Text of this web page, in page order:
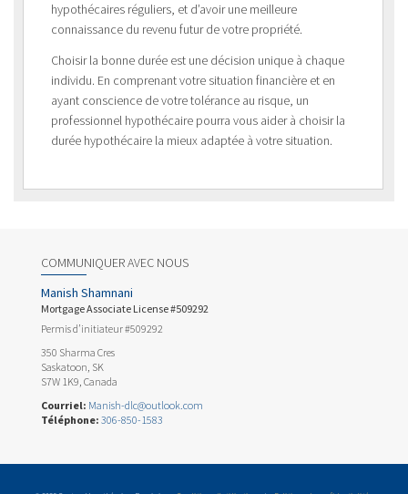
hypothécaires réguliers, et d’avoir une meilleure
connaissance du revenu futur de votre propriété.
Choisir la bonne durée est une décision unique à chaque
individu. En comprenant votre situation financière et en
ayant conscience de votre tolérance au risque, un
professionnel hypothécaire pourra vous aider à choisir la
durée hypothécaire la mieux adaptée à votre situation.
COMMUNIQUER AVEC NOUS
Manish Shamnani
Mortgage Associate License #509292
Permis d’initiateur #509292
350 Sharma Cres
Saskatoon, SK
S7W 1K9, Canada
Courriel: Manish-dlc@outlook.com
Téléphone: 306-850-1583